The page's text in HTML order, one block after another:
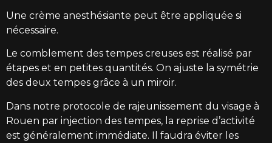
Une crème anesthésiante peut être appliquée si
nécessaire.
Le comblement des tempes creuses est réalisé par
étapes et en petites quantités. On ajuste la symétrie
des deux tempes grâce à un miroir.
Dans notre protocole de rajeunissement du visage à
Rouen par injection des tempes, la reprise d’activité
est généralement immédiate. Il faudra éviter les